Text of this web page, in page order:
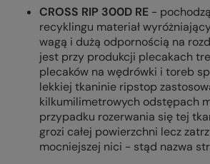
CROSS RIP 300D RE -
recyklingu materiał
wagą i dużą odpornością na
jest przy produkcji plecakach
plecaków na wędrówki i toreb
lekkiej tkaninie ripstop
kilkumilimetrowych odstępach
przypadku rozerwania się tej
grozi całej powierzchni lecz
mocniejszej nici - stąd nazwa